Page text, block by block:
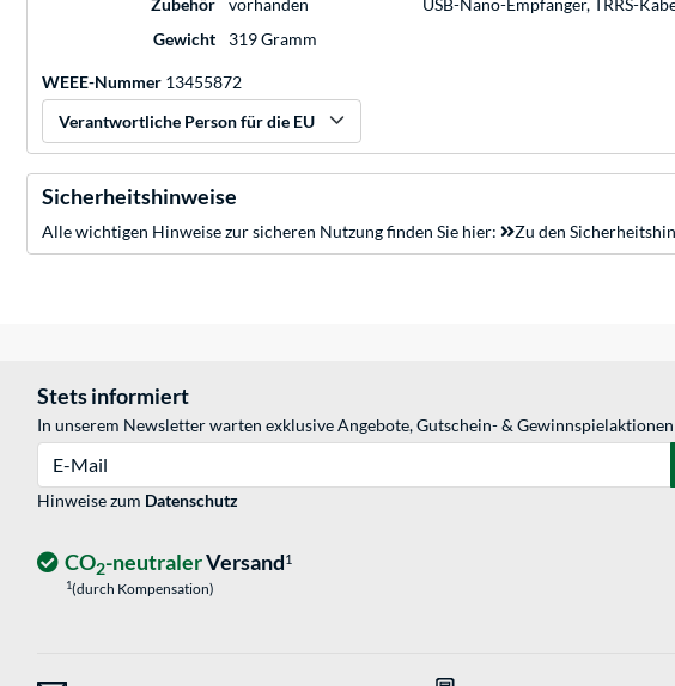
Zubehör
vorhanden
USB-Nano-Empfänger, TRRS-
Gewicht
319 Gramm
WEEE-Nummer 13455872
Verantwortliche Person für die EU
Sicherheitshinweise
Alle wichtigen Hinweise zur sicheren Nutzung finden Sie hier: Zu den
Stets informiert
In unserem Newsletter warten exklusive Angebote, Gutschein- & Gewinnspielaktionen
Hinweise zum Datenschutz
CO2-neutralerVersand1
1(durch Kompensation)